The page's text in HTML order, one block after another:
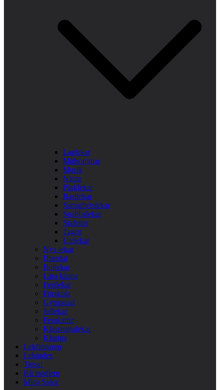
Laglekar
Midsommar
Musik
Namn
Påsklekar
Rastlekar
Samarbetslekar
Snabbalekar
Stafetter
Tagen
Utelekar
Nya lekar
Blandat
Bollekar
Lära känna
Festlekar
Förskola
Gympasal
Jullekar
Femkamp
Klassrumslekar
Kluriga
Lekfinnaren
Lekindex
Tipsa!
Bli medlem
Mina Sidor